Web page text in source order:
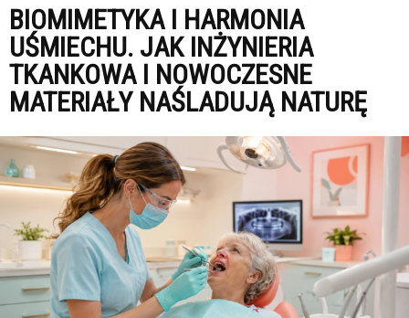
BIOMIMETYKA I HARMONIA
UŚMIECHU. JAK INŻYNIERIA
TKANKOWA I NOWOCZESNE
MATERIAŁY NAŚLADUJĄ NATURĘ